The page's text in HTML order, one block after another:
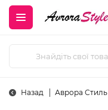
Назад Аврора Стиль